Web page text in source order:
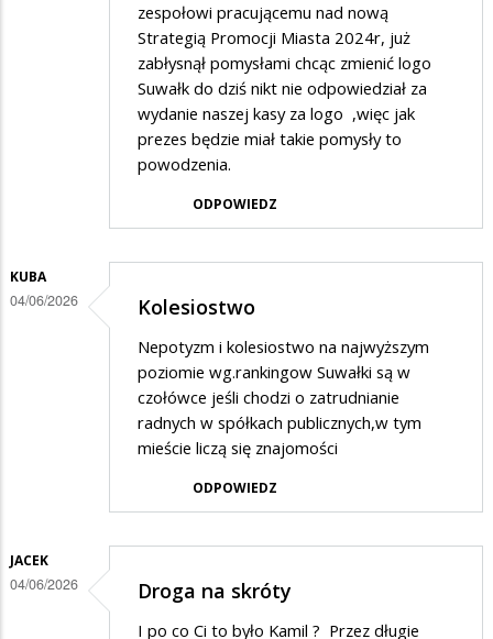
zespołowi pracującemu nad nową
Strategią Promocji Miasta 2024r, już
zabłysnął pomysłami chcąc zmienić logo
Suwałk do dziś nikt nie odpowiedział za
wydanie naszej kasy za logo ,więc jak
prezes będzie miał takie pomysły to
powodzenia.
ODPOWIEDZ
KUBA
04/06/2026 Kolesiostwo
Nepotyzm i kolesiostwo na najwyższym
poziomie wg.rankingow Suwałki są w
czołówce jeśli chodzi o zatrudnianie
radnych w spółkach publicznych,w tym
mieście liczą się znajomości
ODPOWIEDZ
JACEK
04/06/2026 Droga na skróty
I po co Ci to było Kamil ? Przez długie